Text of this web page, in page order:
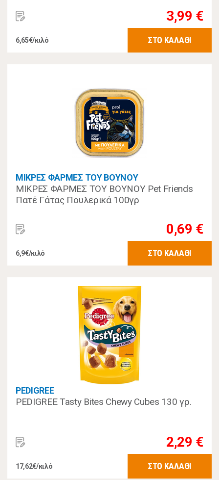
3,99 €
6,65€/κιλό ΣΤΟ ΚΑΛΑΘΙ
ΜΙΚΡΕΣ ΦΑΡΜΕΣ ΤΟΥ ΒΟΥΝΟΥ
ΜΙΚΡΕΣ ΦΑΡΜΕΣ ΤΟΥ ΒΟΥΝΟΥ Pet Friends
Πατέ Γάτας Πουλερικά 100γρ
0,69 €
6,9€/κιλό ΣΤΟ ΚΑΛΑΘΙ
PEDIGREE
PEDIGREE Tasty Bites Chewy Cubes 130 γρ.
2,29 €
17,62€/κιλό ΣΤΟ ΚΑΛΑΘΙ